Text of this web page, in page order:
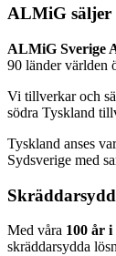
ALMiG säljer
ALMiG Sverige
90 länder världen
Vi tillverkar och
södra Tyskland
Tyskland anses
Sydsverige med
Med våra 100 år i
skräddarsydda